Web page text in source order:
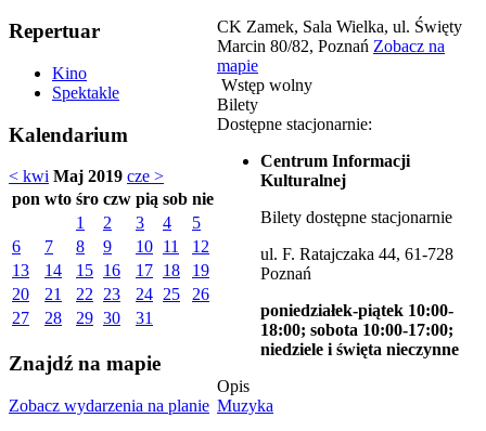
Repertuar
Kino
Spektakle
Kalendarium
< kwi Maj 2019 cze >
pon wto śro czw pią sob nie
1
2 3 4
5
6
7 8 9 10 11
12
13
14 15 16 17 18
19
20
21 22 23 24 25
26
27
28 29 30 31
Znajdź na mapie
Zobacz wydarzenia na planie
CK Zamek, Sala Wielka, ul. Święty
Marcin 80/82, Poznań Zobacz na
mapie
Wstęp wolny
Bilety
Dostępne stacjonarnie:
Centrum Informacji
Kulturalnej
Bilety dostępne stacjonarnie
ul. F. Ratajczaka 44, 61-728
Poznań
poniedziałek-piątek 10:00-
18:00; sobota 10:00-17:00;
niedziele i święta nieczynne
Opis
Muzyka